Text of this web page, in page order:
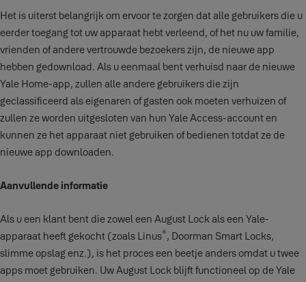
Het is uiterst belangrijk om ervoor te zorgen dat alle gebruikers die u
eerder toegang tot uw apparaat hebt verleend, of het nu uw familie,
vrienden of andere vertrouwde bezoekers zijn, de nieuwe app
hebben gedownload. Als u eenmaal bent verhuisd naar de nieuwe
Yale Home-app, zullen alle andere gebruikers die zijn
geclassificeerd als eigenaren of gasten ook moeten verhuizen of
zullen ze worden uitgesloten van hun Yale Access-account en
kunnen ze het apparaat niet gebruiken of bedienen totdat ze de
nieuwe app downloaden.
Aanvullende informatie
Als u een klant bent die zowel een August Lock als een Yale-
apparaat heeft gekocht (zoals Linus®, Doorman Smart Locks,
slimme opslag enz.), is het proces een beetje anders omdat u twee
apps moet gebruiken. Uw August Lock blijft functioneel op de Yale